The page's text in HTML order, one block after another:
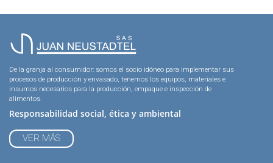
De la granja al consumidor: somos el socio idóneo para implementar sus
procesos de producción y envasado, tenemos los equipos, materiales e
insumos necesarios para la producción, empaque e inspección de
alimentos.
Responsabilidad social, ética y ambiental
VER MÁS